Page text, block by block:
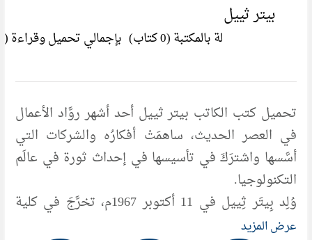
بيتر ثييل
لة بالمكتبة (0 كتاب) بإجمالي تحميل وقراءة ()
تحميل كتب الكاتب بيتر ثييل أحد أشهر روَّاد الأعمال
في العصر الحديث، ساهمَتْ أفكارُه والشركات التي
أسَّسها واشترَكَ في تأسيسها في إحداث ثورة في عالَم
التكنولوجيا.
وُلِد بِيتَر ثِييل في 11 أكتوبر 1967م، تخرَّجَ في كلية
الحقوق بجامعة ستانفورد، وبدأ حياته المهنية كاتبًا في
عرض المزيد